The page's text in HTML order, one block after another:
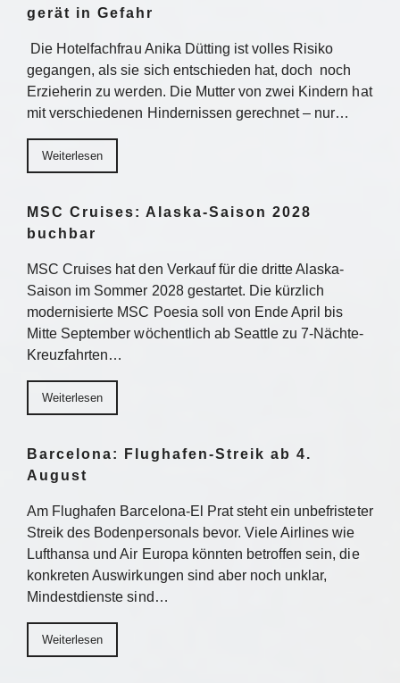
gerät in Gefahr
Die Hotelfachfrau Anika Dütting ist volles Risiko
gegangen, als sie sich entschieden hat, doch noch
Erzieherin zu werden. Die Mutter von zwei Kindern hat
mit verschiedenen Hindernissen gerechnet – nur…
Weiterlesen
MSC Cruises: Alaska-Saison 2028
buchbar
MSC Cruises hat den Verkauf für die dritte Alaska-
Saison im Sommer 2028 gestartet. Die kürzlich
modernisierte MSC Poesia soll von Ende April bis
Mitte September wöchentlich ab Seattle zu 7-Nächte-
Kreuzfahrten…
Weiterlesen
Barcelona: Flughafen-Streik ab 4.
August
Am Flughafen Barcelona-El Prat steht ein unbefristeter
Streik des Bodenpersonals bevor. Viele Airlines wie
Lufthansa und Air Europa könnten betroffen sein, die
konkreten Auswirkungen sind aber noch unklar,
Mindestdienste sind…
Weiterlesen